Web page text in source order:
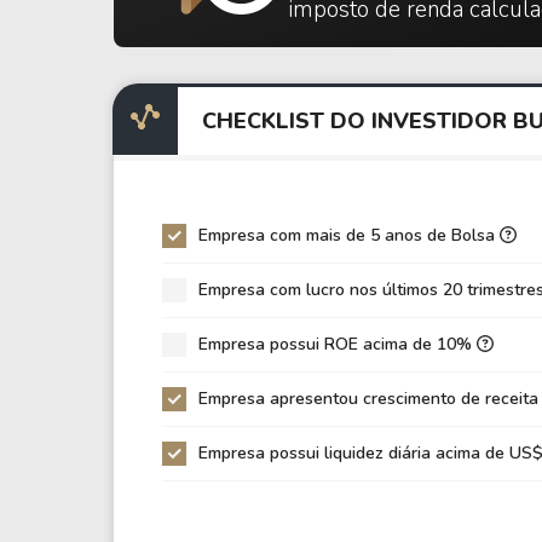
P/Ativo
Giro Ativos
0,34
ROA
Dívida Líquida / Ebitda
-
Dívida Líquida / Ebit
-
imposto de renda
CHECKLIST DO INVESTIDOR
Empresa com mais de 5 anos de Bolsa
Empresa com lucro nos últimos 20
Empresa possui ROE acima de 10%
Empresa apresentou crescimento de
Empresa possui liquidez diária acima de